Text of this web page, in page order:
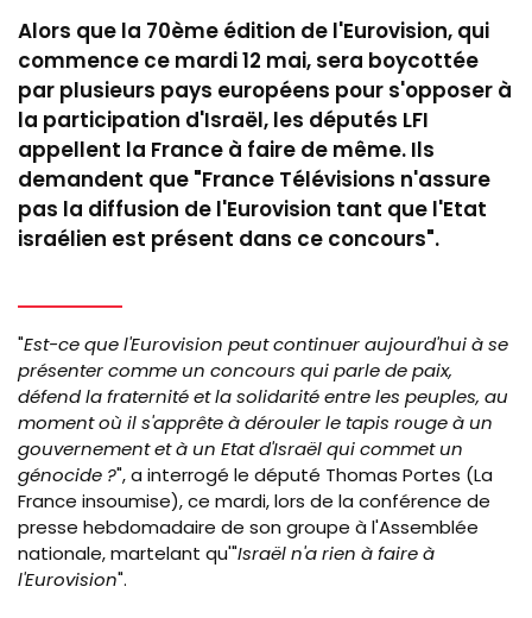
Alors que la 70ème édition de l'Eurovision, qui
commence ce mardi 12 mai, sera boycottée
par plusieurs pays européens pour s'opposer à
la participation d'Israël, les députés LFI
appellent la France à faire de même. Ils
demandent que "France Télévisions n'assure
pas la diffusion de l'Eurovision tant que l'Etat
israélien est présent dans ce concours".
"Est-ce que l'Eurovision peut continuer aujourd'hui à se
présenter comme un concours qui parle de paix,
défend la fraternité et la solidarité entre les peuples, au
moment où il s'apprête à dérouler le tapis rouge à un
gouvernement et à un Etat d'Israël qui commet un
génocide ?", a interrogé le député Thomas Portes (La
France insoumise), ce mardi, lors de la conférence de
presse hebdomadaire de son groupe à l'Assemblée
nationale, martelant qu'"Israël n'a rien à faire à
l'Eurovision".